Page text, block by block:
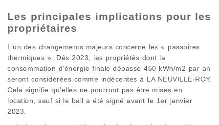
Les principales implications pour les
propriétaires
L’un des changements majeurs concerne les « passoires
thermiques ». Dès 2023, les propriétés dont la
consommation d’énergie finale dépasse 450 kWh/m2 par an
seront considérées comme indécentes à LA NEUVILLE-ROY.
Cela signifie qu’elles ne pourront pas être mises en
location, sauf si le bail a été signé avant le 1er janvier
2023.